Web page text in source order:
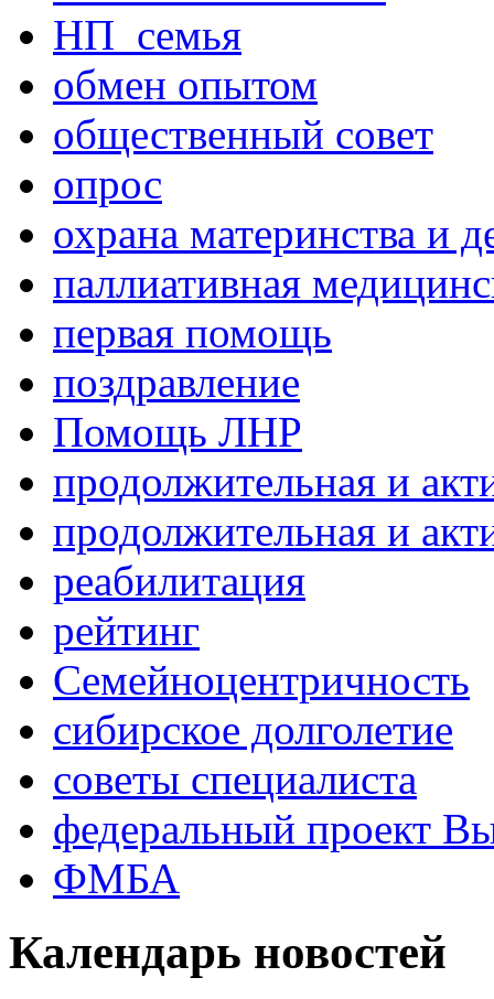
НП_семья
обмен опытом
общественный совет
опрос
охрана материнства и
паллиативная
первая помощь
поздравление
Помощь ЛНР
продолжительная и
продолжительная и
реабилитация
рейтинг
Семейноцентричность
сибирское долголетие
советы специалиста
федеральный проект
ФМБА
Календарь новостей